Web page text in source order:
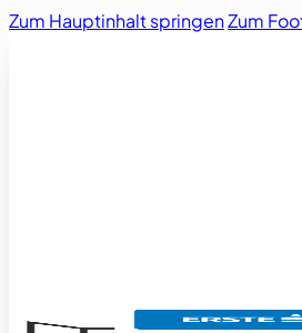
Zum Hauptinhalt springenZum